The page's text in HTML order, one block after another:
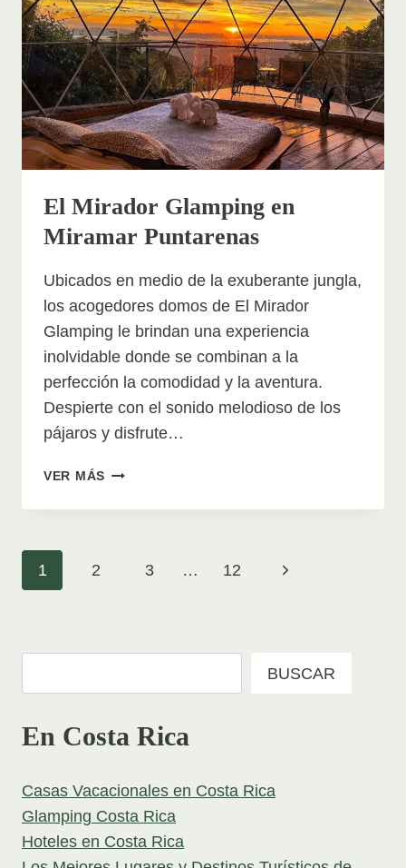
El Mirador Glamping en
Miramar Puntarenas
Ubicados en medio de la exuberante jungla,
los acogedores domos de El Mirador
Glamping le brindan una experiencia
inolvidable donde se combinan a la
perfección la comodidad y la aventura.
Despierte con el sonido melodioso de los
pájaros y disfrute…
VER MÁS EL
GLAMPING
PUNTARENAS
Page
1 2 3 … 12
Next
BUSCAR
En Costa Rica
Casas Vacacionales en Costa Rica
Glamping Costa Rica
Hoteles en Costa Rica